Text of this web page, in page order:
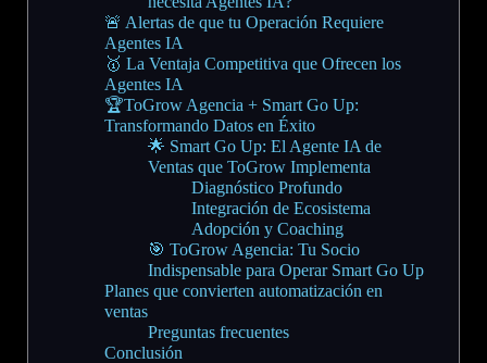
🚨 Alertas de que tu Operación Requiere
Agentes IA
🥇 La Ventaja Competitiva que Ofrecen los
Agentes IA
🏆ToGrow Agencia + Smart Go Up:
Transformando Datos en Éxito
🌟 Smart Go Up: El Agente IA de
Ventas que ToGrow Implementa
Diagnóstico Profundo
Integración de Ecosistema
Adopción y Coaching
🎯 ToGrow Agencia: Tu Socio
Indispensable para Operar Smart Go Up
Planes que convierten automatización en
ventas
Preguntas frecuentes
Conclusión